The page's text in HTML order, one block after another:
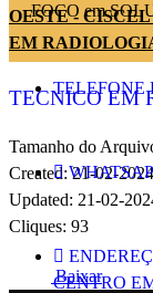
FOCO em
TELEFONE
CENTRO
OESTE -
EM
TECNICO EM
Tamanho do
Created: 21-02-2024
Updated: 21-02-
Cliques: 93
Baixar